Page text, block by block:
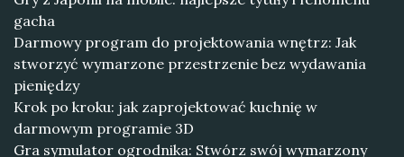
gacha
Darmowy program do projektowania wnętrz: Jak
stworzyć wymarzone przestrzenie bez wydawania
pieniędzy
Krok po kroku: jak zaprojektować kuchnię w
darmowym programie 3D
Gra symulator ogrodnika: Stwórz swój wymarzony